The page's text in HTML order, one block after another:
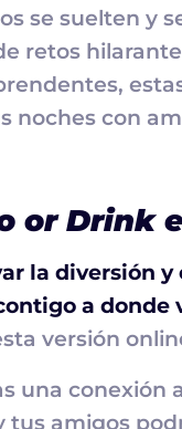
se suelten y
retos
noches con
or Drink
la diversión y
a donde
versión
una conexión
tus amigos